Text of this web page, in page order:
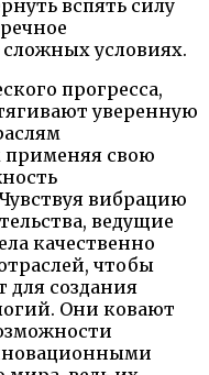
вспять силу
условиях.
прогресса,
уверенную
применяя свою
вибрацию
ведущие
качественно
чтобы
создания
Они ковают